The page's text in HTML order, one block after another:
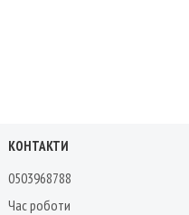
КОНТАКТИ
0503968788
Час роботи